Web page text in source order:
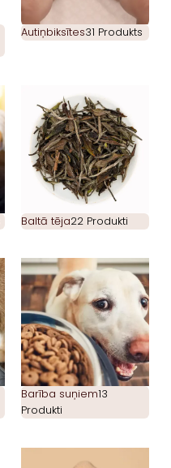
Autiņbiksītes31 Produkts
Baltā tēja22 Produkti
Barība suņiem13
Produkti